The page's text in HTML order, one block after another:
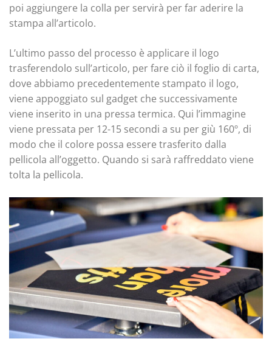
poi aggiungere la colla per servirà per far aderire la
stampa all’articolo.
L’ultimo passo del processo è applicare il logo
trasferendolo sull’articolo, per fare ciò il foglio di carta,
dove abbiamo precedentemente stampato il logo,
viene appoggiato sul gadget che successivamente
viene inserito in una pressa termica. Qui l’immagine
viene pressata per 12-15 secondi a su per giù 160º, di
modo che il colore possa essere trasferito dalla
pellicola all’oggetto. Quando si sarà raffreddato viene
tolta la pellicola.